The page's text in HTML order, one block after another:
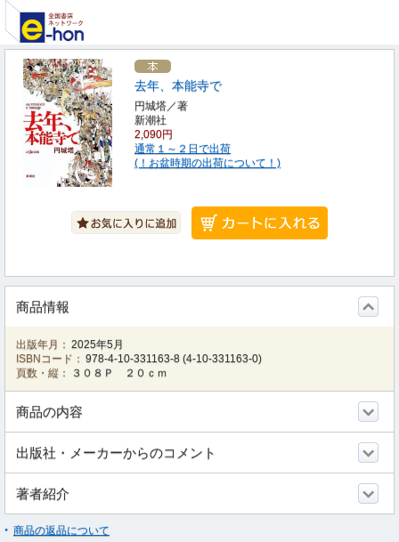
去年、本能寺で
円城塔／著
新潮社
2,090円
通常１～２日で出荷
(！お盆時期の出荷について！)
商品情報
出版年月： 2025年5月
ISBNコード： 978-4-10-331163-8 (4-10-331163-0)
頁数・縦：
３０８Ｐ ２０ｃｍ
商品の内容
出版社・メーカーからのコメント
著者紹介
商品の返品について